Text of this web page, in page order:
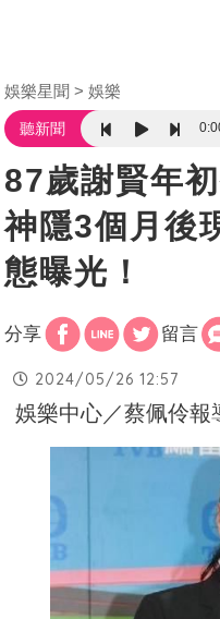
娛樂星聞 娛樂
聽新聞
87歲謝賢年
神隱3個月
態曝光！
分享 留言
2024/05/26 12:57
娛樂中心／蔡佩伶報